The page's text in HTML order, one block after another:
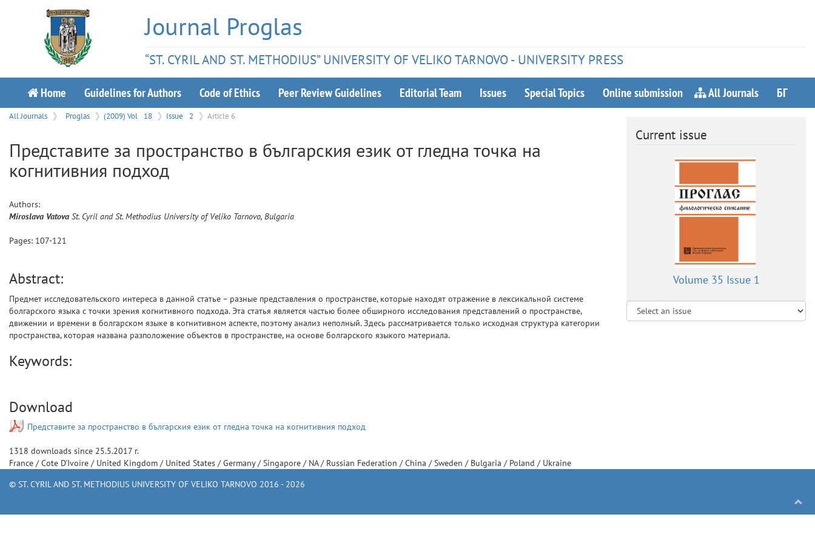
Journal Proglas
“ST. CYRIL AND ST. METHODIUS” UNIVERSITY OF VELIKO TARNOVO - UNIVERSITY PRESS
Home Guidelines for Authors Code of Ethics Peer Review Guidelines Editorial Team Issues Special Topics Online submission All Journals БГ
All Journals Proglas (2009) Vol 18 Issue 2 Article 6
Представите за пространство в българския език от гледна точка на
когнитивния подход
Authors:
Miroslava Vatova St. Cyril and St. Methodius University of Veliko Tarnovo, Bulgaria
Pages: 107-121
Abstract:
Предмет исследовательского интереса в данной статье – разные представления о пространстве, которые находят отражение в лексикальной системе
болгарского языка с точки зрения когнитивного подхода. Эта статья является частью более обширного исследования представлений о пространстве,
движении и времени в болгарском языке в когнитивном аспекте, поэтому анализ неполный. Здесь рассматривается только исходная структура категории
пространства, которая названа разположение объектов в пространстве, на основе болгарского языкого материала.
Keywords:
Download
Представите за пространство в българския език от гледна точка на когнитивния подход
1318 downloads since 25.5.2017 г.
France /Cote D'Ivoire / United Kingdom / United States /Germany/Singapore / NA/ Russian Federation /China /Sweden / Bulgaria / Poland / Ukraine
Current issue
Volume 35 Issue 1
© ST. CYRIL AND ST. METHODIUS UNIVERSITY OF VELIKO TARNOVO 2016 - 2026